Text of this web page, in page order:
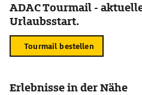
ADAC Tourmail -
Urlaubsstart.
Tourmail bestellen
Erlebnisse in der Nähe